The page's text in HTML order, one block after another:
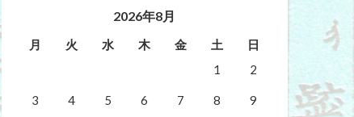
2026年8月
月 火 水 木 金 土
日
1
2
3 4 5 6 7 8 9